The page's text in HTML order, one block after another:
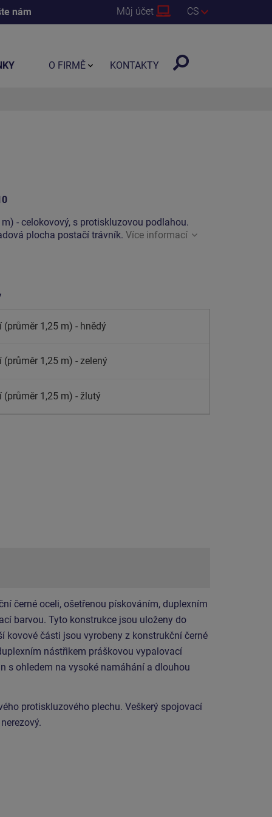
nám Můj účet CS
- celokovový, s protiskluzovou podlahou.
plocha postačí trávník. Více informací
1,25 m) - hnědý
(průměr 1,25 m) - zelený
1,25 m) - žlutý
černé oceli, ošetřenou pískováním, duplexním
barvou. Tyto konstrukce jsou uloženy do
kovové části jsou vyrobeny z konstrukční černé
nástřikem práškovou vypalovací
s ohledem na vysoké namáhání a dlouhou
protiskluzového plechu. Veškerý spojovací
O FIRMĚ KONTAKTY